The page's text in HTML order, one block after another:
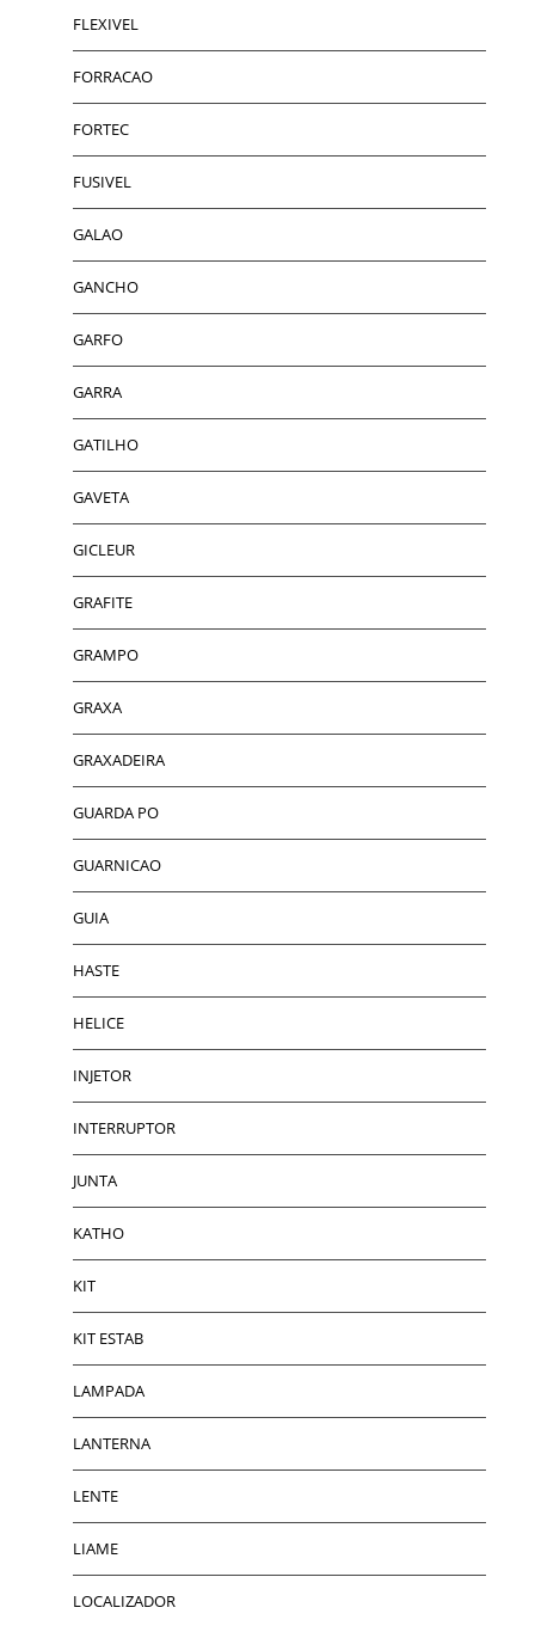
FLEXIVEL
FORRACAO
FORTEC
FUSIVEL
GALAO
GANCHO
GARFO
GARRA
GATILHO
GAVETA
GICLEUR
GRAFITE
GRAMPO
GRAXA
GRAXADEIRA
GUARDA PO
GUARNICAO
GUIA
HASTE
HELICE
INJETOR
INTERRUPTOR
JUNTA
KATHO
KIT
KIT ESTAB
LAMPADA
LANTERNA
LENTE
LIAME
LOCALIZADOR